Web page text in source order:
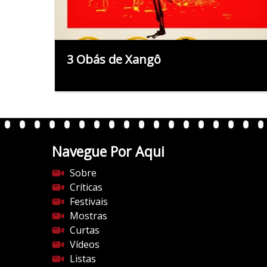
3 Obás de Xangô
Navegue Por Aqui
Sobre
Críticas
Festivais
Mostras
Curtas
Vídeos
Listas